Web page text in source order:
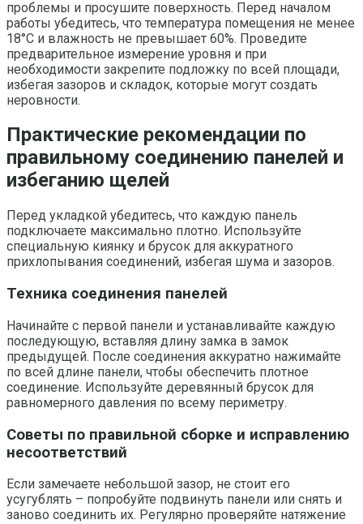
проблемы и просушите поверхность. Перед началом
работы убедитесь, что температура помещения не менее
18°C и влажность не превышает 60%. Проведите
предварительное измерение уровня и при
необходимости закрепите подложку по всей площади,
избегая зазоров и складок, которые могут создать
неровности.
Практические рекомендации по
правильному соединению панелей и
избеганию щелей
Перед укладкой убедитесь, что каждую панель
подключаете максимально плотно. Используйте
специальную киянку и брусок для аккуратного
прихлопывания соединений, избегая шума и зазоров.
Техника соединения панелей
Начинайте с первой панели и устанавливайте каждую
последующую, вставляя длину замка в замок
предыдущей. После соединения аккуратно нажимайте
по всей длине панели, чтобы обеспечить плотное
соединение. Используйте деревянный брусок для
равномерного давления по всему периметру.
Советы по правильной сборке и исправлению
несоответствий
Если замечаете небольшой зазор, не стоит его
усугублять – попробуйте подвинуть панели или снять и
заново соединить их. Регулярно проверяйте натяжение